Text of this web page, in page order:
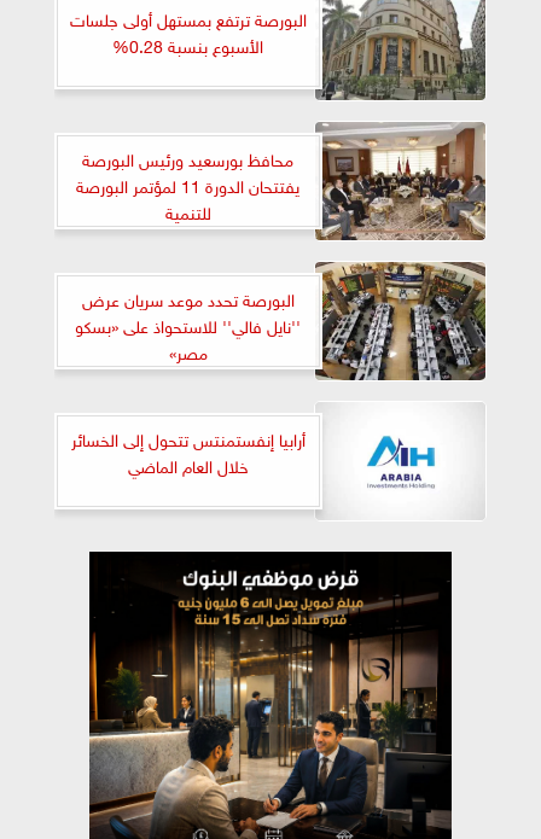
البورصة ترتفع بمستهل أولى جلسات
الأسبوع بنسبة 0.28%
محافظ بورسعيد ورئيس البورصة
يفتتحان الدورة 11 لمؤتمر البورصة
للتنمية
البورصة تحدد موعد سريان عرض
''نايل فالي'' للاستحواذ على «بسكو
مصر»
أرابيا إنفستمنتس تتحول إلى الخسائر
خلال العام الماضي